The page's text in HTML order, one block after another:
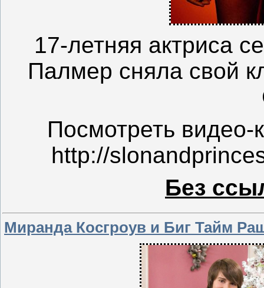
17-летняя актриса
Палмер сняла свой
Посмотреть
http://
Без
Миранда Косгроув и Биг Тайм